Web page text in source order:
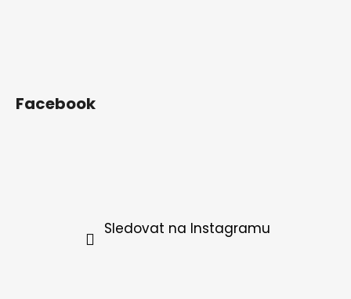
Facebook
Sledovat na Instagramu